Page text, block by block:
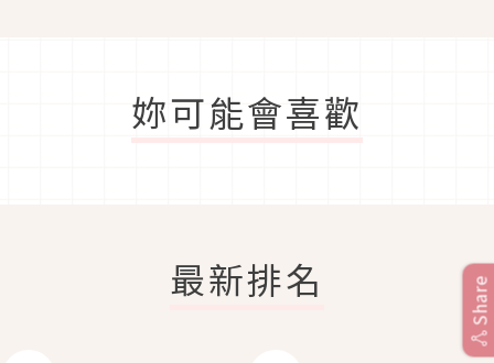
妳可能會喜歡
最新排名 Share